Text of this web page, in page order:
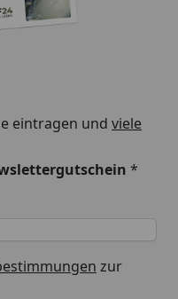
eintragen und viele
*
zur